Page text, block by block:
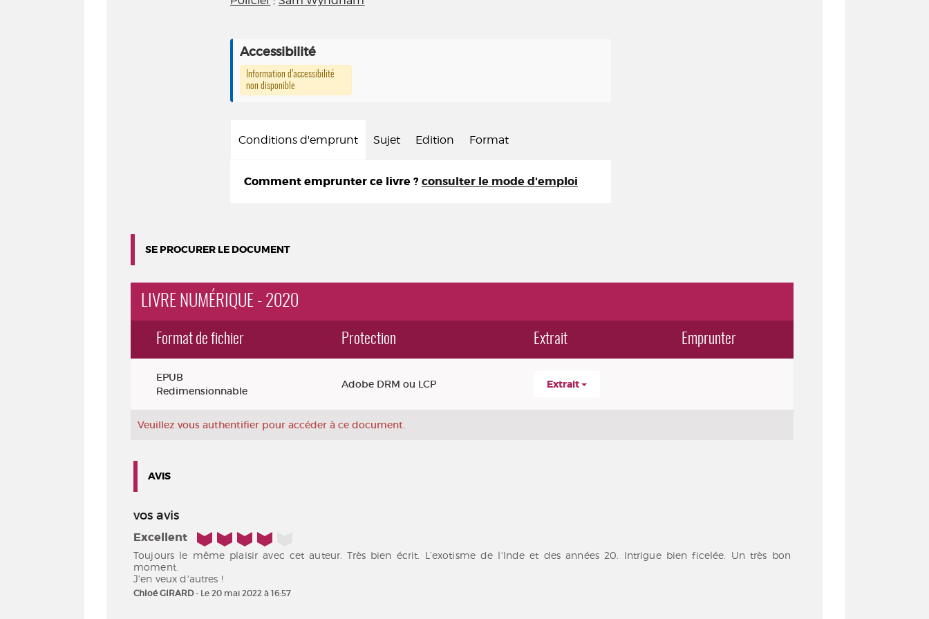
Accessibilité
Information d’accessibilité
non disponible
Conditions d'emprunt Sujet Edition Format
Comment emprunter ce livre ? consulter le mode d'emploi
SE PROCURER LE DOCUMENT
LIVRE NUMÉRIQUE - 2020
Format de fichier Protection Extrait Emprunter
EPUB
Redimensionnable
Adobe DRM ou LCP Extrait
Veuillez vous authentifier pour accéder à ce document.
AVIS
vos avis
Excellent 4/5
Toujours le même plaisir avec cet auteur. Très bien écrit. L’exotisme de l'Inde et des années 20. Intrigue bien ficelée. Un très bon
moment.
J'en veux d'autres !
Chloé GIRARD- Le 20 mai 2022 à 16:57